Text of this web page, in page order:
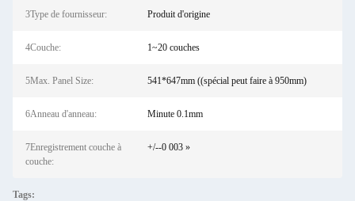
3Type de fournisseur: Produit d'origine
4Couche: 1~20 couches
5Max. Panel Size: 541*647mm ((spécial peut faire à 950mm)
6Anneau d'anneau: Minute 0.1mm
7Enregistrement couche à
couche:
+/--0 003 »
Tags: